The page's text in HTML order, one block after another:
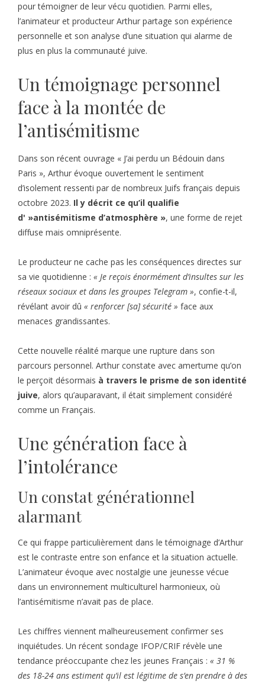
pour témoigner de leur vécu quotidien. Parmi elles,
l’animateur et producteur Arthur partage son expérience
personnelle et son analyse d’une situation qui alarme de
plus en plus la communauté juive.
Un témoignage personnel
face à la montée de
l’antisémitisme
Dans son récent ouvrage « J’ai perdu un Bédouin dans
Paris », Arthur évoque ouvertement le sentiment
d’isolement ressenti par de nombreux Juifs français depuis
octobre 2023. Il y décrit ce qu’il qualifie
d' »antisémitisme d’atmosphère », une forme de rejet
diffuse mais omniprésente.
Le producteur ne cache pas les conséquences directes sur
sa vie quotidienne : « Je reçois énormément d’insultes sur les
réseaux sociaux et dans les groupes Telegram », confie-t-il,
révélant avoir dû « renforcer [sa] sécurité » face aux
menaces grandissantes.
Cette nouvelle réalité marque une rupture dans son
parcours personnel. Arthur constate avec amertume qu’on
le perçoit désormais à travers le prisme de son identité
juive, alors qu’auparavant, il était simplement considéré
comme un Français.
Une génération face à
l’intolérance
Un constat générationnel
alarmant
Ce qui frappe particulièrement dans le témoignage d’Arthur
est le contraste entre son enfance et la situation actuelle.
L’animateur évoque avec nostalgie une jeunesse vécue
dans un environnement multiculturel harmonieux, où
l’antisémitisme n’avait pas de place.
Les chiffres viennent malheureusement confirmer ses
inquiétudes. Un récent sondage IFOP/CRIF révèle une
tendance préoccupante chez les jeunes Français : « 31 %
des 18-24 ans estiment qu’il est légitime de s’en prendre à des